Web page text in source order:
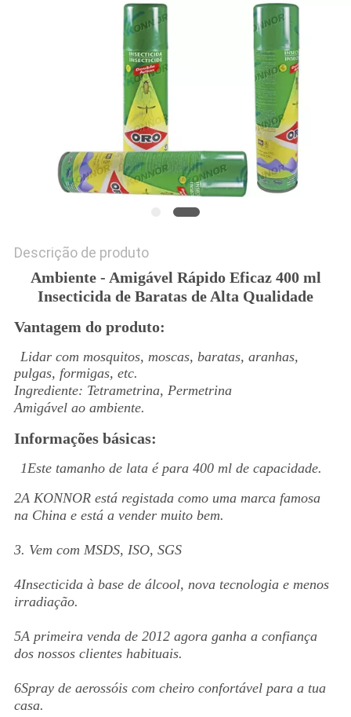
Descrição de produto
Ambiente - Amigável Rápido Eficaz 400 ml
Insecticida de Baratas de Alta Qualidade
Vantagem do produto:
Lidar com mosquitos, moscas, baratas, aranhas,
pulgas, formigas, etc.
Ingrediente: Tetrametrina, Permetrina
Amigável ao ambiente.
Informações básicas:
1Este tamanho de lata é para 400 ml de capacidade.
2A KONNOR está registada como uma marca famosa
na China e está a vender muito bem.
3. Vem com MSDS, ISO, SGS
4Insecticida à base de álcool, nova tecnologia e menos
irradiação.
5A primeira venda de 2012 agora ganha a confiança
dos nossos clientes habituais.
6Spray de aerossóis com cheiro confortável para a tua
casa.